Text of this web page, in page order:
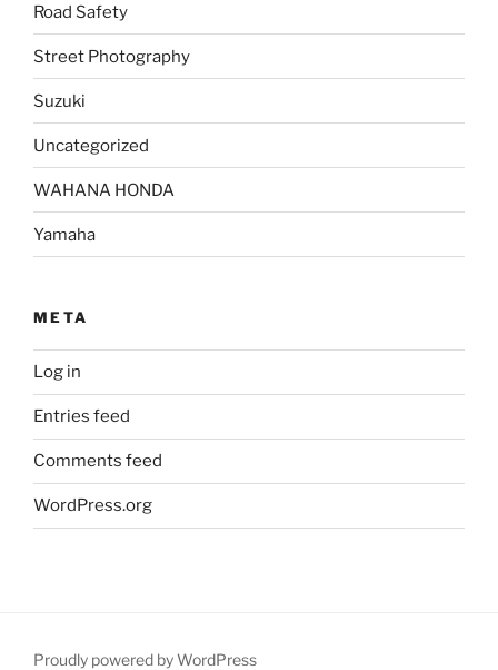
Road Safety
Street Photography
Suzuki
Uncategorized
WAHANA HONDA
Yamaha
META
Log in
Entries feed
Comments feed
WordPress.org
Proudly powered by WordPress